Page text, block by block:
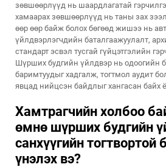
зөвшөөрлүүд нь шаардлагатай
хамаарах зөвшөөрлүүд нь таны зах
өөр өөр байж болох бөгөөд жишээ нь
үйлдвэрлэгчдийн баталгаажуулалт,
стандарт эсвэл тусгай гүйцэтгэлийн
Шүрших будгийн үйлдвэр нь одоогийн
баримтуудыг хадгалж, тогтмол аудит
явцад нийцсэн байдлыг хангасан байх
Хамтрагчийн холбоо
өмнө шүрших будгийн
санхүүгийн
үнэлэх вэ?